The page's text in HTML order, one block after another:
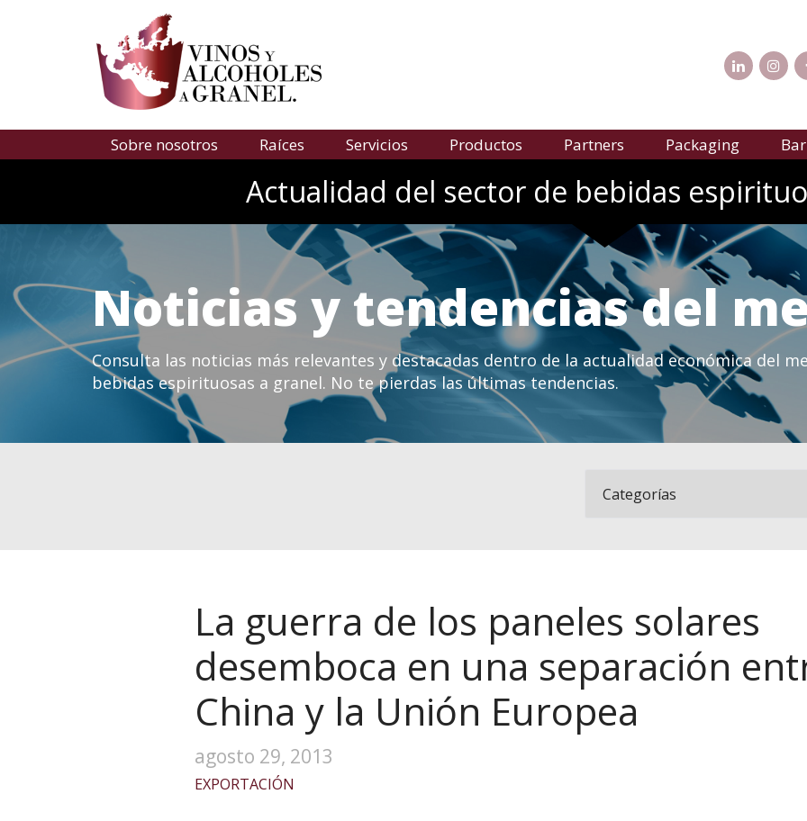
Sobre nosotros Raíces Servicios Productos Partners Packaging
Actualidad del sector de bebidas
Noticias y tendencias del
Consulta las noticias más relevantes y destacadas dentro de la actualidad económica del
bebidas espirituosas a granel. No te pierdas las últimas tendencias.
La guerra de los paneles solares
desemboca en una separación
China y la Unión Europea
agosto 29, 2013
EXPORTACIÓN